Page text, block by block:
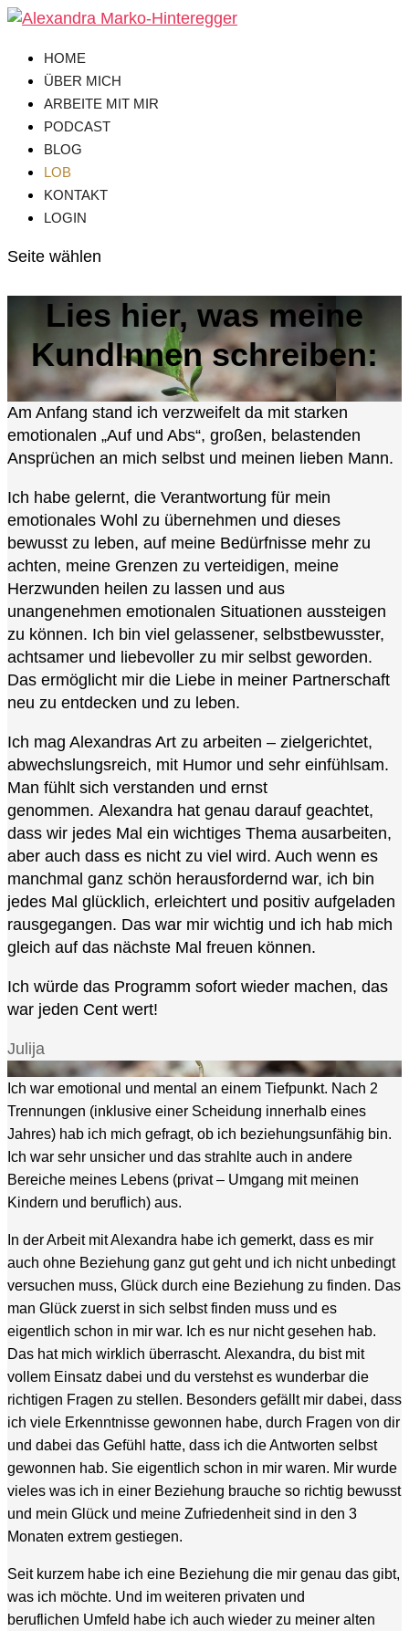
HOME
ÜBER MICH
ARBEITE MIT MIR
PODCAST
BLOG
LOB
KONTAKT
LOGIN
Seite wählen
Lies hier, was meine
KundInnen schreiben:
Am Anfang stand ich verzweifelt da mit starken
emotionalen „Auf und Abs“, großen, belastenden
Ansprüchen an mich selbst und meinen lieben Mann.
Ich habe gelernt, die Verantwortung für mein
emotionales Wohl zu übernehmen und dieses
bewusst zu leben, auf meine Bedürfnisse mehr zu
achten, meine Grenzen zu verteidigen, meine
Herzwunden heilen zu lassen und aus
unangenehmen emotionalen Situationen aussteigen
zu können. Ich bin viel gelassener, selbstbewusster,
achtsamer und liebevoller zu mir selbst geworden.
Das ermöglicht mir die Liebe in meiner Partnerschaft
neu zu entdecken und zu leben.
Ich mag Alexandras Art zu arbeiten – zielgerichtet,
abwechslungsreich, mit Humor und sehr einfühlsam.
Man fühlt sich verstanden und ernst
genommen. Alexandra hat genau darauf geachtet,
dass wir jedes Mal ein wichtiges Thema ausarbeiten,
aber auch dass es nicht zu viel wird. Auch wenn es
manchmal ganz schön herausfordernd war, ich bin
jedes Mal glücklich, erleichtert und positiv aufgeladen
rausgegangen. Das war mir wichtig und ich hab mich
gleich auf das nächste Mal freuen können.
Ich würde das Programm sofort wieder machen, das
war jeden Cent wert!
Julija
Ich war emotional und mental an einem Tiefpunkt. Nach 2
Trennungen (inklusive einer Scheidung innerhalb eines
Jahres) hab ich mich gefragt, ob ich beziehungsunfähig bin.
Ich war sehr unsicher und das strahlte auch in andere
Bereiche meines Lebens (privat – Umgang mit meinen
Kindern und beruflich) aus.
In der Arbeit mit Alexandra habe ich gemerkt, dass es mir
auch ohne Beziehung ganz gut geht und ich nicht unbedingt
versuchen muss, Glück durch eine Beziehung zu finden. Das
man Glück zuerst in sich selbst finden muss und es
eigentlich schon in mir war. Ich es nur nicht gesehen hab.
Das hat mich wirklich überrascht. Alexandra, du bist mit
vollem Einsatz dabei und du verstehst es wunderbar die
richtigen Fragen zu stellen. Besonders gefällt mir dabei, dass
ich viele Erkenntnisse gewonnen habe, durch Fragen von dir
und dabei das Gefühl hatte, dass ich die Antworten selbst
gewonnen hab. Sie eigentlich schon in mir waren. Mir wurde
vieles was ich in einer Beziehung brauche so richtig bewusst
und mein Glück und meine Zufriedenheit sind in den 3
Monaten extrem gestiegen.
Seit kurzem habe ich eine Beziehung die mir genau das gibt,
was ich möchte. Und im weiteren privaten und
beruflichen Umfeld habe ich auch wieder zu meiner alten